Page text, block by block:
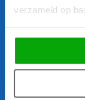
verzameld op
Categorieën
Inspiratie &